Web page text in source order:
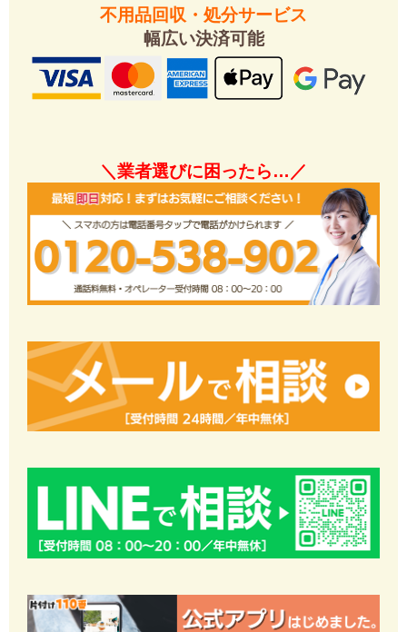
不用品回収・処分サービス
幅広い決済可能
＼業者選びに困ったら…／